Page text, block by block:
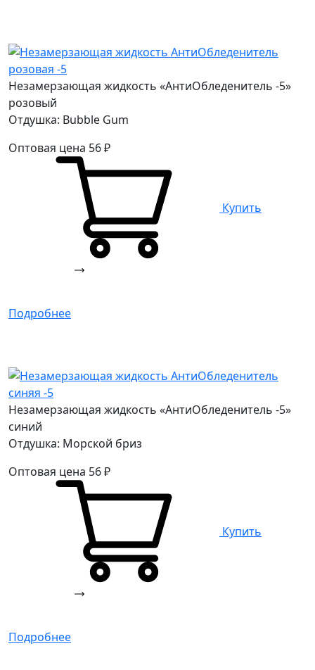
Незамерзающая жидкость «АнтиОбледенитель -5»
розовый
Отдушка: Bubble Gum
Оптовая цена 56₽
Купить
Подробнее
Незамерзающая жидкость «АнтиОбледенитель -5»
синий
Отдушка: Морской бриз
Оптовая цена 56₽
Купить
Подробнее